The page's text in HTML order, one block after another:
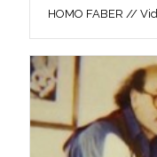
HOMO FABER //